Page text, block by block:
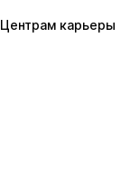
Центрам карьеры